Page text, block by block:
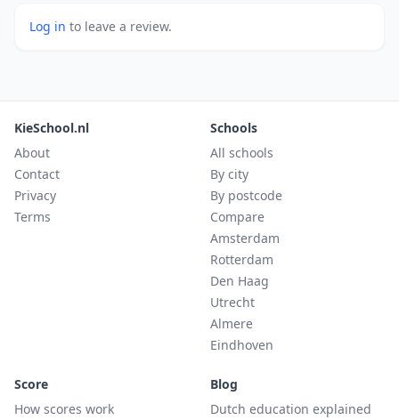
Log in to leave a review.
KieSchool.nl
About
Contact
Privacy
Terms
Schools
All schools
By city
By postcode
Compare
Amsterdam
Rotterdam
Den Haag
Utrecht
Almere
Eindhoven
Score
How scores work
Blog
Dutch education explained